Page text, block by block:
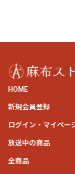
HOME
新規会員登録
ログイン・マイペー
放送中の商品
全商品